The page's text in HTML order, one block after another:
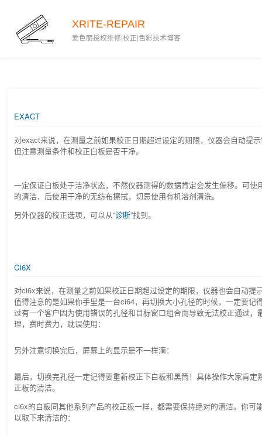
XRITE-REPAIR
爱色丽授权维修|校正|色彩技术博客
EXACT
对exact来说，在测量之前如果校正日期超过设定的期限，仪器会自动提
但注意测量条件和校正白板是否干净。
一定保证白板处于洁净状态，不然仪器测得的数据肯定会发生偏移。可使
的清洁，后使用干净的无纺布擦拭，切忌使用有机溶剂清洗。
另外仪器的校正选项，可以从“诊断”找到。
CI6X
对ci6x来说，在测量之前如果校正日期超过设定的期限，仪器也会自动提
值得注意的是如果你手里是一台ci64，再切换大小孔径的时候，一定要记
过有一个客户因为使用错误的孔径和目标窗口组合而导致无法校正通过，
理，费时费力，耽误使用：
另外注意切换完后，屏幕上的显示是不一样滴：
最后，切换完孔径一定记得要重新校正下白板和黑筒！具体操作大家肯定
正板的清洁。
ci6x的白板同其他系列产品的校正板一样，都需要保持绝对的清洁。你可
以取下来清洁的：